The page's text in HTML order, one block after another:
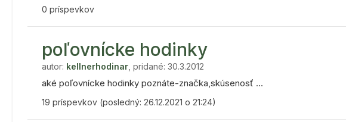
0 príspevkov
poľovnícke hodinky
autor: kellnerhodinar , pridané: 30.3.2012
aké poľovnícke hodinky poznáte-značka,skúsenosť ...
19 príspevkov (posledný: 26.12.2021 o 21:24)